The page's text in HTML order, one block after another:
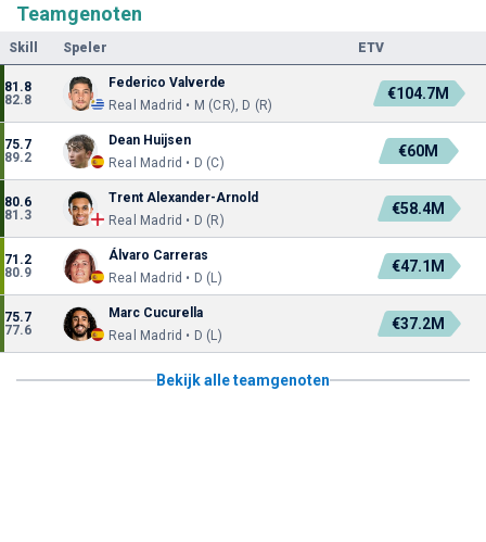
Teamgenoten
Skill Speler ETV
81.8
82.8
Federico Valverde
Real Madrid • M (CR), D (R)
€104.7M
75.7
89.2
Dean Huijsen
Real Madrid • D (C)
€60M
80.6
81.3
Trent Alexander-Arnold
Real Madrid • D (R)
€58.4M
71.2
80.9
Álvaro Carreras
Real Madrid • D (L)
€47.1M
75.7
77.6
Marc Cucurella
Real Madrid • D (L)
€37.2M
Bekijk alle teamgenoten